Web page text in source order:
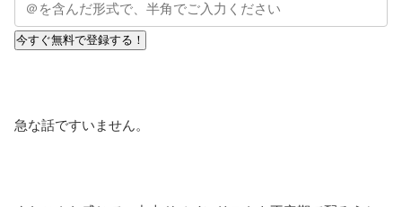
今すぐ無料で登録する！
急な話ですいません。